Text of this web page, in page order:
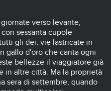
verso levante,
sessanta cupole
gli dei, vie lastricate in
gallo d'oro che canta ogni
bellezze il viaggiatore già
in altre città. Ma la proprietà
sera di settembre, quando